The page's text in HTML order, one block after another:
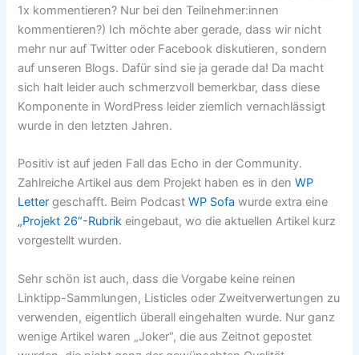
1x kommentieren? Nur bei den Teilnehmer:innen
kommentieren?) Ich möchte aber gerade, dass wir nicht
mehr nur auf Twitter oder Facebook diskutieren, sondern
auf unseren Blogs. Dafür sind sie ja gerade da! Da macht
sich halt leider auch schmerzvoll bemerkbar, dass diese
Komponente in WordPress leider ziemlich vernachlässigt
wurde in den letzten Jahren.
Positiv ist auf jeden Fall das Echo in der Community.
Zahlreiche Artikel aus dem Projekt haben es in denWP
Letter geschafft. Beim PodcastWP Sofa wurde extra eine
„Projekt 26“-Rubrik eingebaut, wo die aktuellen Artikel kurz
vorgestellt wurden.
Sehr schön ist auch, dass die Vorgabe keine reinen
Linktipp-Sammlungen, Listicles oder Zweitverwertungen zu
verwenden, eigentlich überall eingehalten wurde. Nur ganz
wenige Artikel waren „Joker“, die aus Zeitnot gepostet